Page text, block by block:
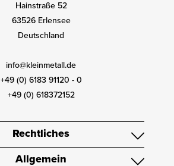
Hainstraße 52
63526 Erlensee
Deutschland
info@kleinmetall.de
+49 (0) 6183 91120 - 0
+49 (0) 618372152
Rechtliches
Allgemein